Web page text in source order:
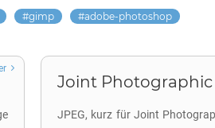
gimp adobe-photoshop
Joint Photographic
JPEG, kurz für Joint